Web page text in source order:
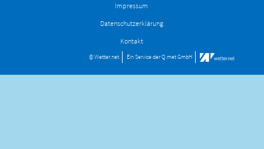
Impressum
Datenschutzerklärung
Kontakt
© Wetter.net Ein Service derQ.met GmbH